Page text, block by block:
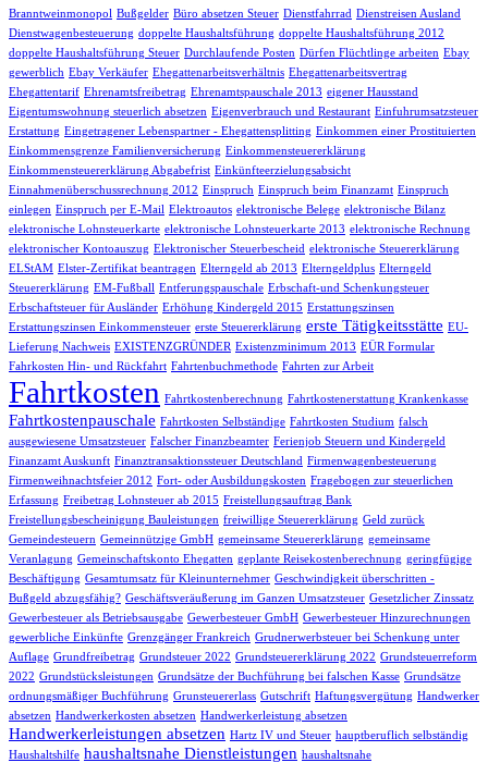
Branntweinmonopol Bußgelder Büro absetzen Steuer Dienstfahrrad Dienstreisen Ausland
Dienstwagenbesteuerung doppelte Haushaltsführung doppelte Haushaltsführung 2012
doppelte Haushaltsführung Steuer Durchlaufende Posten Dürfen Flüchtlinge arbeiten Ebay
gewerblich Ebay Verkäufer Ehegattenarbeitsverhältnis Ehegattenarbeitsvertrag
Ehegattentarif Ehrenamtsfreibetrag Ehrenamtspauschale 2013 eigener Hausstand
Eigentumswohnung steuerlich absetzen Eigenverbrauch und Restaurant Einfuhrumsatzsteuer
Erstattung Eingetragener Lebenspartner - Ehegattensplitting Einkommen einer Prostituierten
Einkommensgrenze Familienversicherung Einkommensteuererklärung
Einkommensteuererklärung Abgabefrist Einkünfteerzielungsabsicht
Einnahmenüberschussrechnung 2012 Einspruch Einspruch beim Finanzamt Einspruch
einlegen Einspruch per E-Mail Elektroautos elektronische Belege elektronische Bilanz
elektronische Lohnsteuerkarte elektronische Lohnsteuerkarte 2013 elektronische Rechnung
elektronischer Kontoauszug Elektronischer Steuerbescheid elektronische Steuererklärung
ELStAM Elster-Zertifikat beantragen Elterngeld ab 2013 Elterngeldplus Elterngeld
Steuererklärung EM-Fußball Entferungspauschale Erbschaft-und Schenkungsteuer
Erbschaftsteuer für Ausländer Erhöhung Kindergeld 2015 Erstattungszinsen
Erstattungszinsen Einkommensteuer erste Steuererklärung erste Tätigkeitsstätte EU-
Lieferung Nachweis EXISTENZGRÜNDER Existenzminimum 2013 EÜR Formular
Fahrkosten Hin- und Rückfahrt Fahrtenbuchmethode Fahrten zur Arbeit
Fahrtkosten Fahrtkostenberechnung Fahrtkostenerstattung Krankenkasse
Fahrtkostenpauschale Fahrtkosten Selbständige Fahrtkosten Studium falsch
ausgewiesene Umsatzsteuer Falscher Finanzbeamter Ferienjob Steuern und Kindergeld
Finanzamt Auskunft Finanztransaktionssteuer Deutschland Firmenwagenbesteuerung
Firmenweihnachtsfeier 2012 Fort- oder Ausbildungskosten Fragebogen zur steuerlichen
Erfassung Freibetrag Lohnsteuer ab 2015 Freistellungsauftrag Bank
Freistellungsbescheinigung Bauleistungen freiwillige Steuererklärung Geld zurück
Gemeindesteuern Gemeinnützige GmbH gemeinsame Steuererklärung gemeinsame
Veranlagung Gemeinschaftskonto Ehegatten geplante Reisekostenberechnung geringfügige
Beschäftigung Gesamtumsatz für Kleinunternehmer Geschwindigkeit überschritten -
Bußgeld abzugsfähig? Geschäftsveräußerung im Ganzen Umsatzsteuer Gesetzlicher Zinssatz
Gewerbesteuer als Betriebsausgabe Gewerbesteuer GmbH Gewerbesteuer Hinzurechnungen
gewerbliche Einkünfte Grenzgänger Frankreich Grudnerwerbsteuer bei Schenkung unter
Auflage Grundfreibetrag Grundsteuer 2022 Grundsteuererklärung 2022 Grundsteuerreform
2022 Grundstücksleistungen Grundsätze der Buchführung bei falschen Kasse Grundsätze
ordnungsmäßiger Buchführung Grunsteuererlass Gutschrift Haftungsvergütung Handwerker
absetzen Handwerkerkosten absetzen Handwerkerleistung absetzen
Handwerkerleistungen absetzen Hartz IV und Steuer hauptberuflich selbständig
Haushaltshilfe haushaltsnahe Dienstleistungen haushaltsnahe